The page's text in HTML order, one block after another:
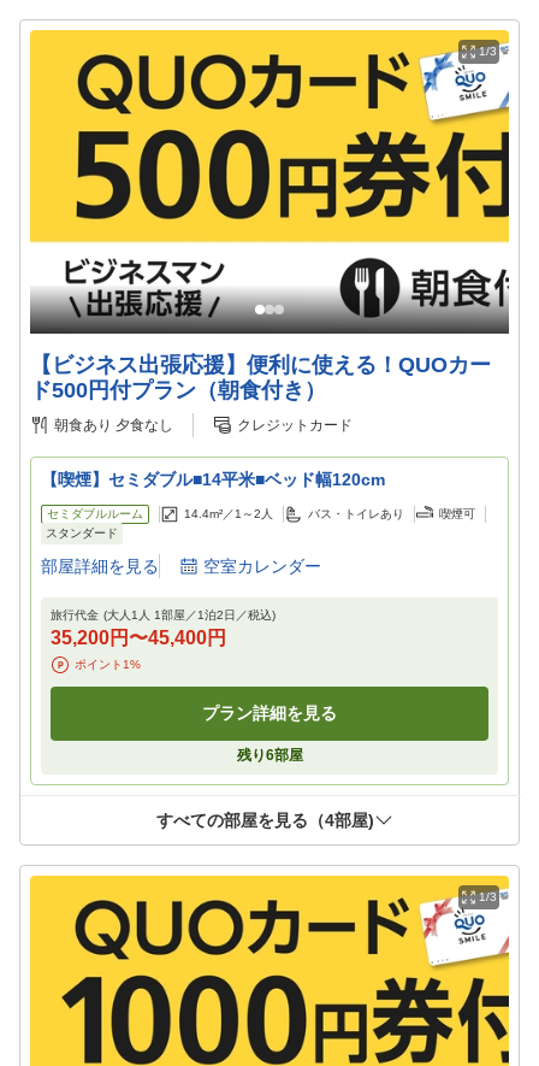
1/3
【ビジネス出張応援】便利に使える！QUOカー
ド500円付プラン（朝食付き）
朝食あり 夕食なし クレジットカード
【喫煙】セミダブル■14平米■ベッド幅120cm
セミダブルルーム 14.4m²／1～2 人 バス・トイレあり
喫煙可
スタンダード
部屋詳細を見る 空室カレンダー
旅行代金 (大人1人 1部屋／1泊2日／税込)
35,200円 〜45,400円
ポイント1%
プラン詳細を見る
残り6部屋
すべての部屋を見る（4部屋)
1/3